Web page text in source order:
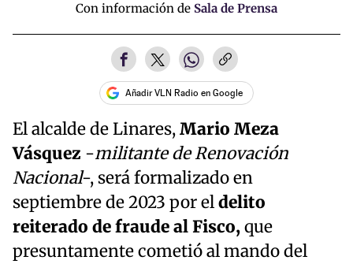
Con información de Sala de Prensa
Añadir VLN Radio en Google
El alcalde de Linares,Mario Meza
Vásquez -militante de Renovación
Nacional-, será formalizado en
septiembre de 2023 por eldelito
reiterado de fraude al Fisco,que
presuntamente cometió al mando del